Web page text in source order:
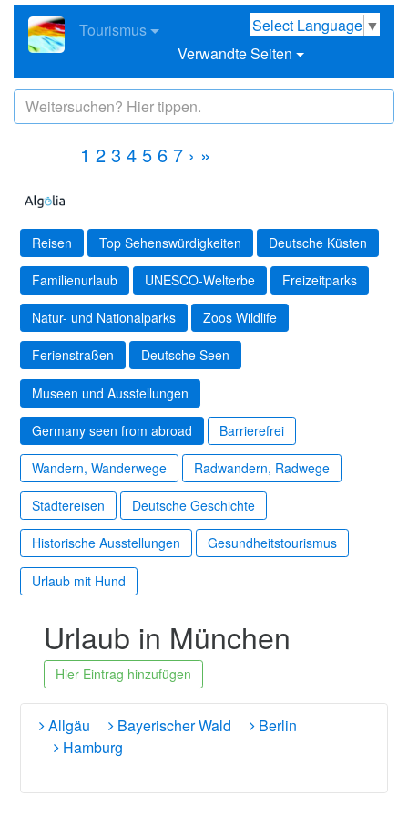
Select Language ▼
Tourismus
Verwandte Seiten
1 2 3 4 5 6 7 › »
Reisen Top Sehenswürdigkeiten Deutsche Küsten
Familienurlaub UNESCO-Welterbe Freizeitparks
Natur- und Nationalparks Zoos Wildlife
Ferienstraßen Deutsche Seen
Museen und Ausstellungen
Germany seen from abroad Barrierefrei
Wandern, Wanderwege Radwandern, Radwege
Städtereisen Deutsche Geschichte
Historische Ausstellungen Gesundheitstourismus
Urlaub mit Hund
Urlaub in München
Hier Eintrag hinzufügen
Allgäu Bayerischer Wald
Berlin
Hamburg